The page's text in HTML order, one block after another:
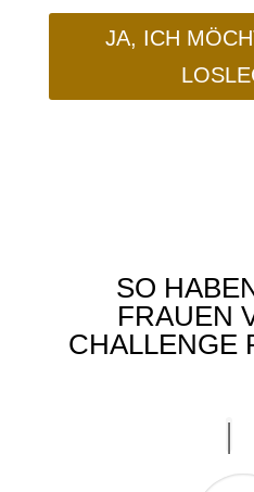
JA, ICH
SO
FRAUEN
CHALLENGE